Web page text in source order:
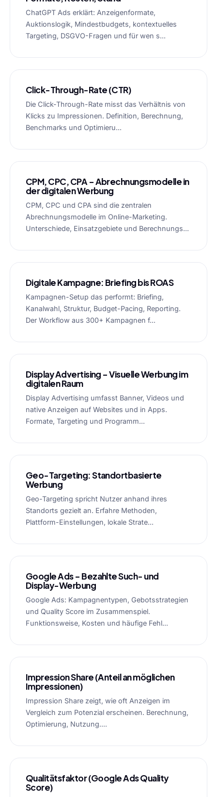
ChatGPT Ads erklärt: Anzeigenformate,
Auktionslogik, Mindestbudgets, kontextuelles
Targeting, DSGVO-Fragen und für wen s...
Click-Through-Rate (CTR)
Die Click-Through-Rate misst das Verhältnis von
Klicks zu Impressionen. Definition, Berechnung,
Benchmarks und Optimieru...
CPM, CPC, CPA – Abrechnungsmodelle in
der digitalen Werbung
CPM, CPC und CPA sind die zentralen
Abrechnungsmodelle im Online-Marketing.
Unterschiede, Einsatzgebiete und Berechnungs...
Digitale Kampagne: Briefing bis ROAS
Kampagnen-Setup das performt: Briefing,
Kanalwahl, Struktur, Budget-Pacing, Reporting.
Der Workflow aus 300+ Kampagnen f...
Display Advertising – Visuelle Werbung im
digitalen Raum
Display Advertising umfasst Banner, Videos und
native Anzeigen auf Websites und in Apps.
Formate, Targeting und Programm...
Geo-Targeting: Standortbasierte
Werbung
Geo-Targeting spricht Nutzer anhand ihres
Standorts gezielt an. Erfahre Methoden,
Plattform-Einstellungen, lokale Strate...
Google Ads – Bezahlte Such- und
Display-Werbung
Google Ads: Kampagnentypen, Gebotsstrategien
und Quality Score im Zusammenspiel.
Funktionsweise, Kosten und häufige Fehl...
Impression Share (Anteil an möglichen
Impressionen)
Impression Share zeigt, wie oft Anzeigen im
Vergleich zum Potenzial erscheinen. Berechnung,
Optimierung, Nutzung....
Qualitätsfaktor (Google Ads Quality
Score)